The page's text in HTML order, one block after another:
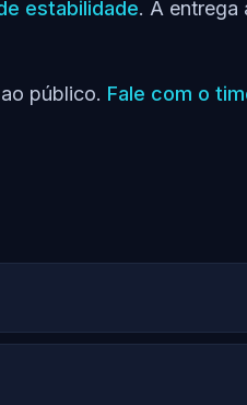
estabilidade. A entrega
público. Fale com o